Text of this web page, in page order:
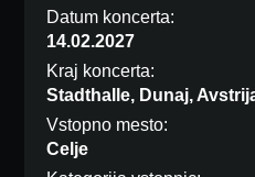
Datum koncerta:
14.02.2027
Kraj koncerta:
Stadthalle, Dunaj,
Vstopno mesto:
Celje